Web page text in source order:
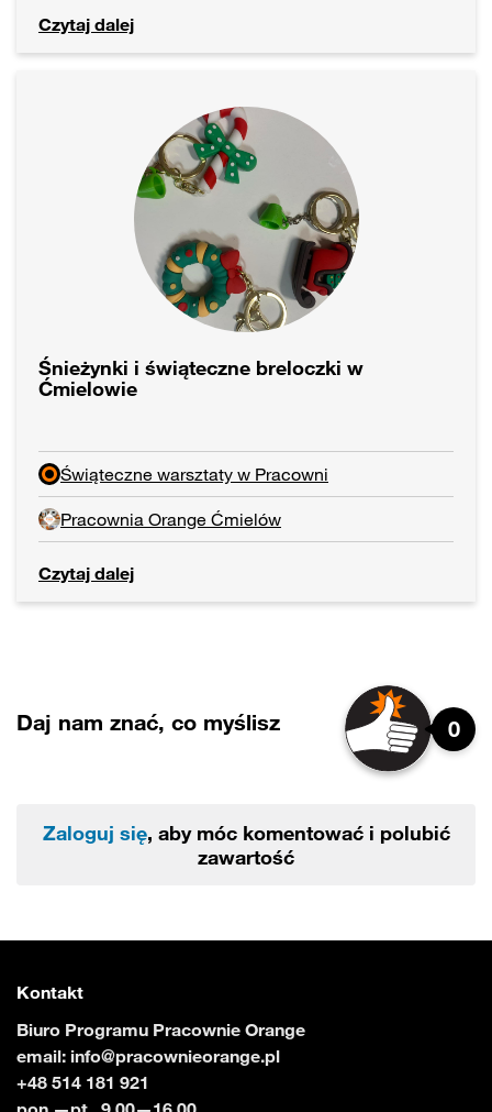
Czytaj dalej
Śnieżynki i świąteczne breloczki w
Ćmielowie
Świąteczne warsztaty w Pracowni
Pracownia Orange Ćmielów
Czytaj dalej
Daj nam znać, co myślisz 0
Zaloguj się, aby móc komentować i polubić
zawartość
Kontakt
Biuro Programu Pracownie Orange
email: info@pracownieorange.pl
+48 514 181 921